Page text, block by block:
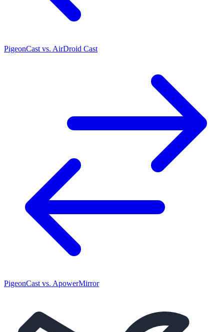
PigeonCast vs. AirDroid Cast
PigeonCast vs. ApowerMirror